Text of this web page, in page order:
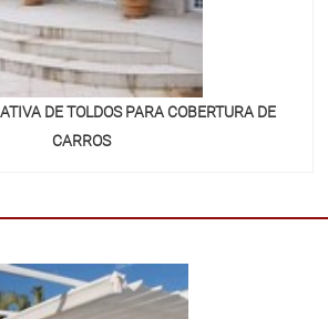
DE TOLDOS PARA COBERTURA DE
CARROS